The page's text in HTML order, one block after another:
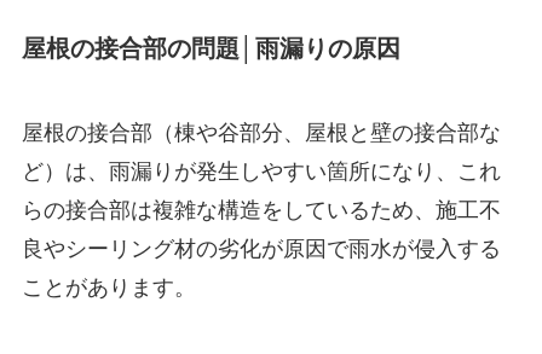
屋根の接合部の問題│雨漏りの原因
屋根の接合部（棟や谷部分、屋根と壁の接合部な
ど）は、雨漏りが発生しやすい箇所になり、これ
らの接合部は複雑な構造をしているため、施工不
良やシーリング材の劣化が原因で雨水が侵入する
ことがあります。